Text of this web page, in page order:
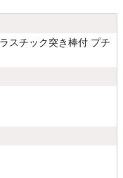
スチック突き棒付 プチ